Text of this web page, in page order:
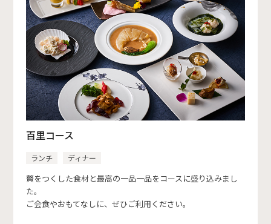
百里コース
ランチ ディナー
贅をつくした食材と最高の一品一品をコースに盛り込みまし
た。
ご会食やおもてなしに、ぜひご利用ください。